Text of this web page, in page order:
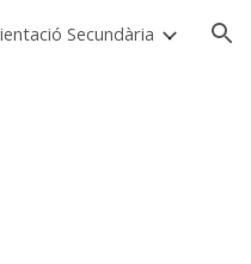
Secundària